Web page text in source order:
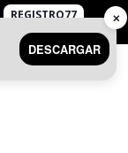
REGISTRO77
DESCARGAR
✕